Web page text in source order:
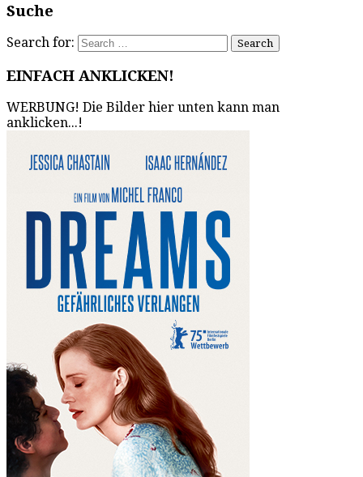
Suche
Search for:
EINFACH ANKLICKEN!
WERBUNG! Die Bilder hier unten kann man
anklicken...!